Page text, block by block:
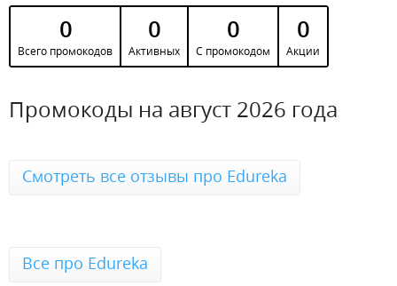
0
Всего промокодов
0
Активных
0
С промокодом
0
Акции
Промокоды на август 2026 года
Смотреть все отзывы про Edureka
Все про Edureka